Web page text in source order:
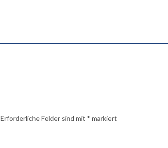
Erforderliche Felder sind mit * markiert